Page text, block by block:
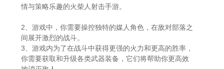
情与策略乐趣的火柴人射击手游。
2、游戏中，你需要操控独特的媒人角色，在敌对部落之
间展开激烈的战斗。
3、游戏内为了在战斗中获得更强的火力和更高的胜率，
你需要获取和升级各类武器装备，它们将帮助你更高效